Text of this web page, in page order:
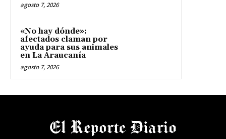
agosto 7, 2026
«No hay dónde»:
afectados claman por
ayuda para sus animales
en La Araucanía
agosto 7, 2026